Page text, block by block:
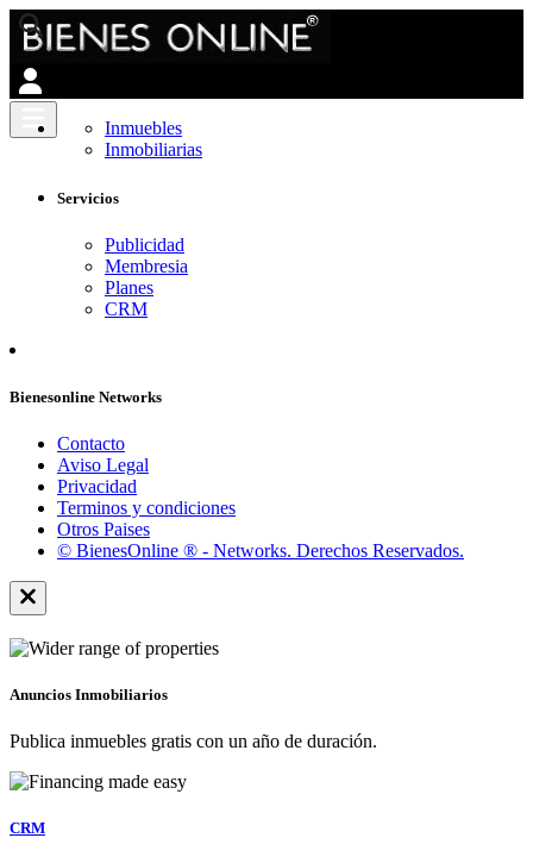
Inmuebles
Inmobiliarias
Servicios
Publicidad
Membresia
Planes
CRM
Bienesonline Networks
Contacto
Aviso Legal
Privacidad
Terminos y condiciones
Otros Paises
© BienesOnline ® - Networks. Derechos Reservados.
Anuncios Inmobiliarios
Publica inmuebles gratis con un año de duración.
CRM